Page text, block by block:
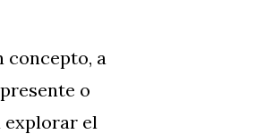
concepto, a
o
explorar el